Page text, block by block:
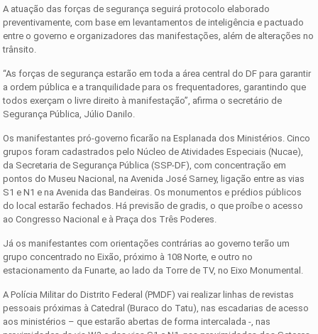
A atuação das forças de segurança seguirá protocolo elaborado
preventivamente, com base em levantamentos de inteligência e pactuado
entre o governo e organizadores das manifestações, além de alterações no
trânsito.
“As forças de segurança estarão em toda a área central do DF para garantir
a ordem pública e a tranquilidade para os frequentadores, garantindo que
todos exerçam o livre direito à manifestação”, afirma o secretário de
Segurança Pública, Júlio Danilo.
Os manifestantes pró-governo ficarão na Esplanada dos Ministérios. Cinco
grupos foram cadastrados pelo Núcleo de Atividades Especiais (Nucae),
da Secretaria de Segurança Pública (SSP-DF), com concentração em
pontos do Museu Nacional, na Avenida José Sarney, ligação entre as vias
S1 e N1 e na Avenida das Bandeiras. Os monumentos e prédios públicos
do local estarão fechados. Há previsão de gradis, o que proíbe o acesso
ao Congresso Nacional e à Praça dos Três Poderes.
Já os manifestantes com orientações contrárias ao governo terão um
grupo concentrado no Eixão, próximo à 108 Norte, e outro no
estacionamento da Funarte, ao lado da Torre de TV, no Eixo Monumental.
A Polícia Militar do Distrito Federal (PMDF) vai realizar linhas de revistas
pessoais próximas à Catedral (Buraco do Tatu), nas escadarias de acesso
aos ministérios – que estarão abertas de forma intercalada -, nas